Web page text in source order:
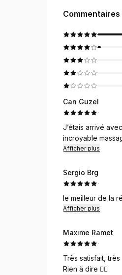
Commentaires
Can Guzel
·
J’étais arrivé
incroyable
Afficher plus
Sergio Brg
·
le meilleur de la
Afficher plus
Maxime Ramet
·
Très satisfait,
Rien à dire 👍🏼